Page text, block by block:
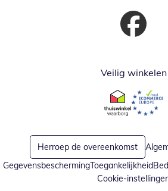
Opent in
Veilig winkelen
Opent inOpent
Herroep de overeenkomst
GegevensbeschermingToegankelijkheid
Cookie-